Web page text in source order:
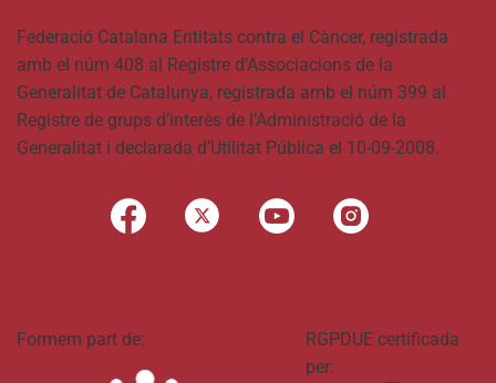
Federació Catalana Entitats contra el Càncer, registrada
amb el núm 408 al Registre d’Associacions de la
Generalitat de Catalunya, registrada amb el núm 399 al
Registre de grups d’interès de l’Administració de la
Generalitat i declarada d’Utilitat Pública el 10-09-2008.
Formem part de:
RGPDUE certificada
per: